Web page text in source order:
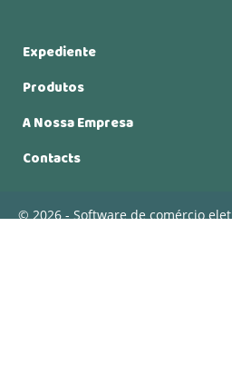
Expediente
Produtos
A Nossa Empresa
Contacts
© 2026 - Software de comércio